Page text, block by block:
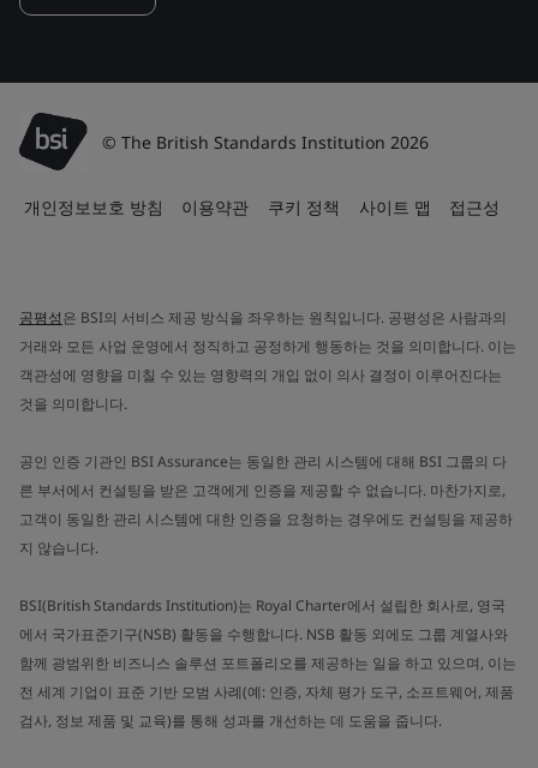
© The British Standards Institution 2026
개인정보보호 방침 이용약관 쿠키 정책 사이트 맵 접근성
공평성은 BSI의 서비스 제공 방식을 좌우하는 원칙입니다. 공평성은 사람과의
거래와 모든 사업 운영에서 정직하고 공정하게 행동하는 것을 의미합니다. 이는
객관성에 영향을 미칠 수 있는 영향력의 개입 없이 의사 결정이 이루어진다는
것을 의미합니다.
공인 인증 기관인 BSI Assurance는 동일한 관리 시스템에 대해 BSI 그룹의 다
른 부서에서 컨설팅을 받은 고객에게 인증을 제공할 수 없습니다. 마찬가지로,
고객이 동일한 관리 시스템에 대한 인증을 요청하는 경우에도 컨설팅을 제공하
지 않습니다.
BSI(British Standards Institution)는 Royal Charter에서 설립한 회사로, 영국
에서 국가표준기구(NSB) 활동을 수행합니다. NSB 활동 외에도 그룹 계열사와
함께 광범위한 비즈니스 솔루션 포트폴리오를 제공하는 일을 하고 있으며, 이는
전 세계 기업이 표준 기반 모범 사례(예: 인증, 자체 평가 도구, 소프트웨어, 제품
검사, 정보 제품 및 교육)를 통해 성과를 개선하는 데 도움을 줍니다.